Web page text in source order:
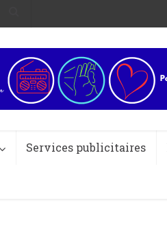
Services publicitaires